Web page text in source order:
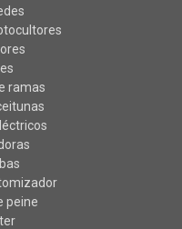
ramas
peine